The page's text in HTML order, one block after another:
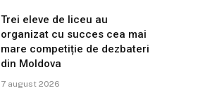
Trei eleve de liceu au
organizat cu succes cea mai
mare competiție de dezbateri
din Moldova
7 august 2026